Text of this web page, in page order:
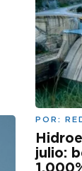
POR:
julio: